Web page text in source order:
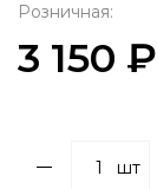
Розничная:
3 150 ₽
шт